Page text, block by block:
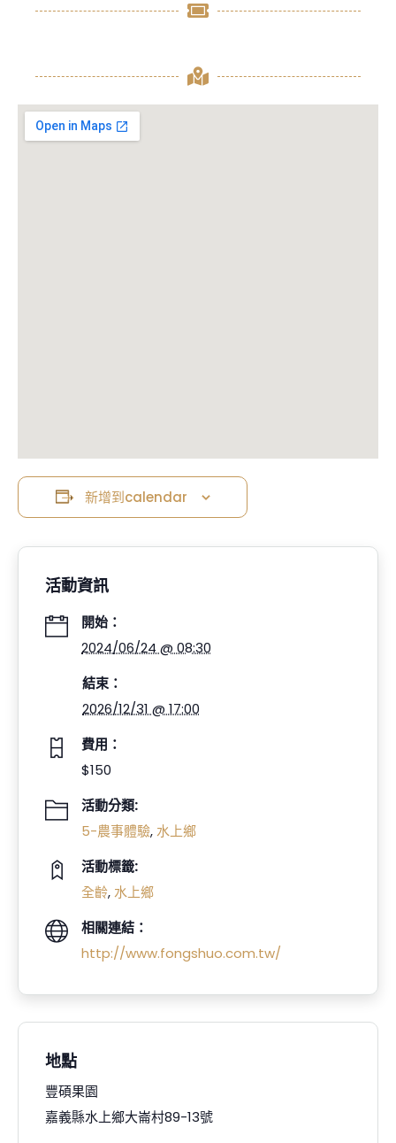
新增到calendar
活動資訊
開始：
2024/06/24 @ 08:30
結束：
2026/12/31 @ 17:00
費用：
$150
活動分類:
5-農事體驗,水上鄉
活動標籤:
全齡,水上鄉
相關連結：
http://www.fongshuo.com.tw/
地點
豐碩果園
嘉義縣水上鄉大崙村89-13號